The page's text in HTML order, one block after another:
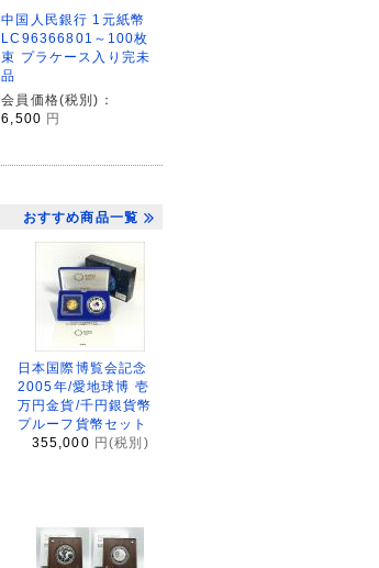
中国人民銀行 1元紙幣
LC96366801～100枚
束 プラケース入り完未
品
会員価格(税別)：
6,500 円
おすすめ商品一覧
日本国際博覧会記念
2005年/愛地球博 壱
万円金貨/千円銀貨幣
プルーフ貨幣セット
355,000 円(税別)